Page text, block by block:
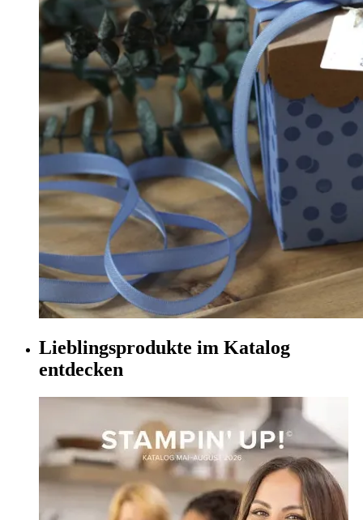
Lieblingsprodukte im Katalog
entdecken